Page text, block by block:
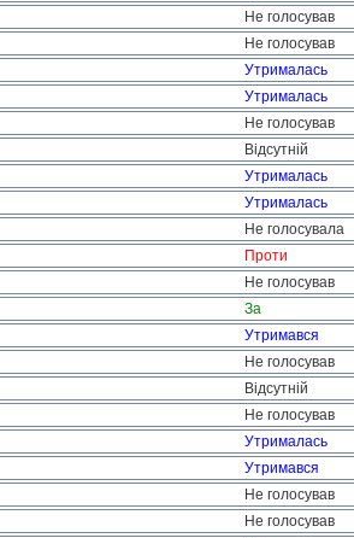
Не голосував
Не голосував
Утрималась
Утрималась
Не голосував
Відсутній
Утрималась
Утрималась
Не голосувала
Проти
Не голосував
За
Утримався
Не голосував
Відсутній
Не голосував
Утрималась
Утримався
Не голосував
Не голосував